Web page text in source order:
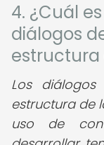
4. ¿Cuál
diálogos
estructura
Los
estructura de
uso de